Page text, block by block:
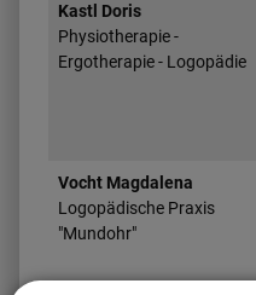
Kastl Doris
Physiotherapie -
Ergotherapie - Logopädie
Vocht Magdalena
Logopädische Praxis
"Mundohr"